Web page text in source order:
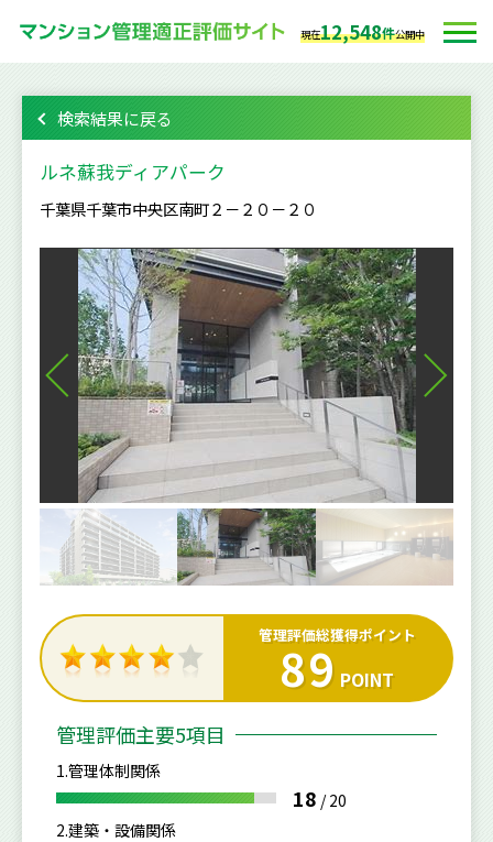
現在12,548件公開中
検索結果に戻る
ルネ蘇我ディアパーク
千葉県千葉市中央区南町２－２０－２０
管理評価総獲得ポイント
89 POINT
管理評価主要5項目
1.管理体制関係
18 /20
2.建築・設備関係